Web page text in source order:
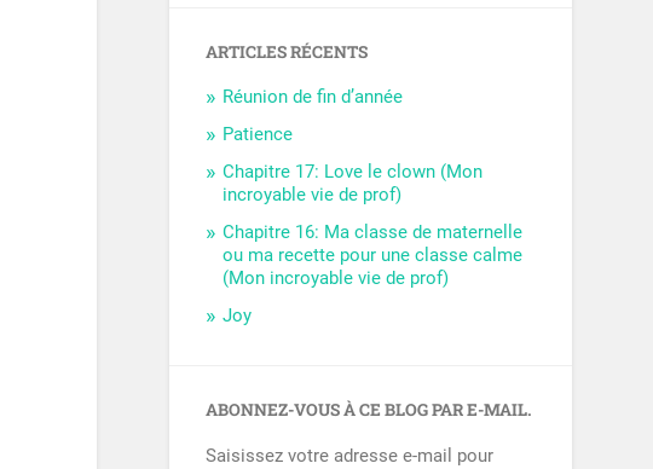
ARTICLES RÉCENTS
Réunion de fin d’année
Patience
Chapitre 17: Love le clown (Mon
incroyable vie de prof)
Chapitre 16: Ma classe de maternelle
ou ma recette pour une classe calme
(Mon incroyable vie de prof)
Joy
ABONNEZ-VOUS À CE BLOG PAR E-MAIL.
Saisissez votre adresse e-mail pour